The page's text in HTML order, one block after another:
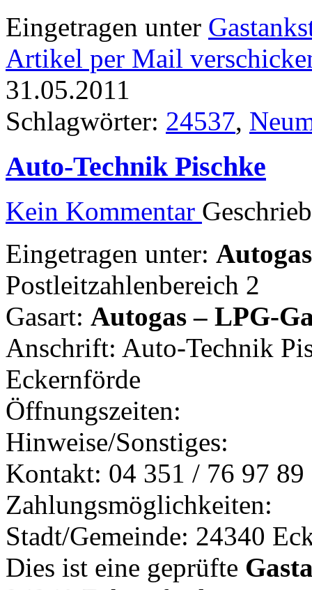
Eingetragen unter
Artikel per Mail
31.05.2011
Schlagwörter: 24537,
Auto-Technik Pischke
Kein Kommentar
Eingetragen unter:
Postleitzahlenbereich 2
Gasart: Autogas – LPG-
Anschrift: Auto-Technik
Eckernförde
Öffnungszeiten:
Hinweise/Sonstiges:
Kontakt: 04 351 / 76 97 89
Zahlungsmöglichkeiten:
Stadt/Gemeinde: 24340
Dies ist eine geprüfte